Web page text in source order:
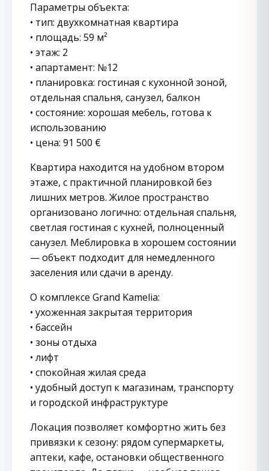
Параметры объекта:
• тип: двухкомнатная квартира
• площадь: 59 м²
• этаж: 2
• апартамент: №12
• планировка: гостиная с кухонной зоной,
отдельная спальня, санузел, балкон
• состояние: хорошая мебель, готова к
использованию
• цена: 91 500 €
Квартира находится на удобном втором
этаже, с практичной планировкой без
лишних метров. Жилое пространство
организовано логично: отдельная спальня,
светлая гостиная с кухней, полноценный
санузел. Меблировка в хорошем состоянии
— объект подходит для немедленного
заселения или сдачи в аренду.
О комплексе Grand Kamelia:
• ухоженная закрытая территория
• бассейн
• зоны отдыха
• лифт
• спокойная жилая среда
• удобный доступ к магазинам, транспорту
и городской инфраструктуре
Локация позволяет комфортно жить без
привязки к сезону: рядом супермаркеты,
аптеки, кафе, остановки общественного